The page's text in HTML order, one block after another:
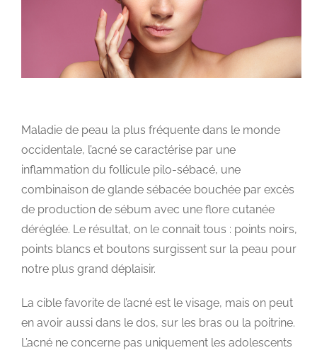
CONTACT
Maladie de peau la plus fréquente dans le monde
occidentale, l’acné se caractérise par une
inflammation du follicule pilo-sébacé, une
combinaison de glande sébacée bouchée par excès
de production de sébum avec une flore cutanée
déréglée. Le résultat, on le connait tous : points noirs,
points blancs et boutons surgissent sur la peau pour
notre plus grand déplaisir.
La cible favorite de l’acné est le visage, mais on peut
en avoir aussi dans le dos, sur les bras ou la poitrine.
L’acné ne concerne pas uniquement les adolescents